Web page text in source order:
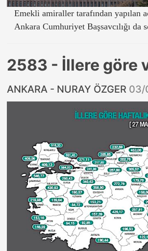
Emekli amiraller tarafından
Ankara Cumhuriyet Başsavcılığı da
2583 - İllere göre
ANKARA - NURAY ÖZGER 03/